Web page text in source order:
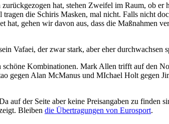
hat, stehen Zweifel im Raum, ob
die Schiris Masken, mal nicht. Falls nicht
gehen wir davon aus, dass die Maßnahmen
Vafaei, der zwar stark, aber eher durchwachsen
Kombinationen. Mark Allen trifft auf den
Alan McManus und MIchael Holt gegen
auf der Seite aber keine Preisangaben zu
Bleiben die Übertragungen von Eurosport.